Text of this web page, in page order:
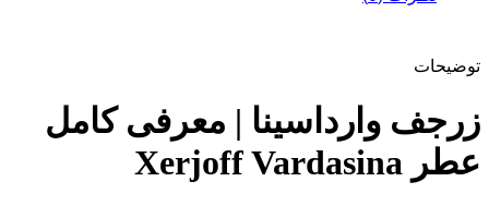
توضیحات
زرجف وارداسینا | معرفی کامل
عطر Xerjoff Vardasina